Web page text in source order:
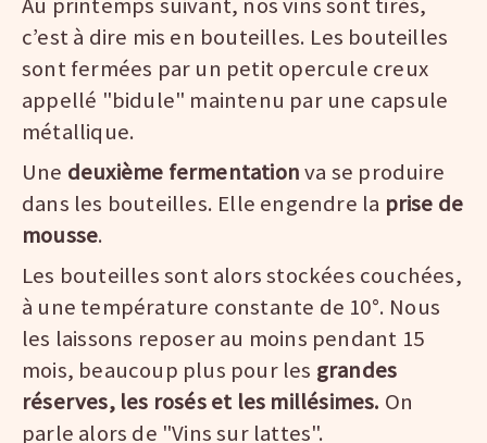
c’est à dire mis en bouteilles. Les bouteilles
sont fermées par un petit opercule creux
appellé "bidule" maintenu par une capsule
métallique.
Une deuxième fermentationva se produire
dans les bouteilles. Elle engendre la prise de
mousse.
Les bouteilles sont alors stockées couchées,
à une température constante de 10°. Nous
les laissons reposer au moins pendant 15
mois, beaucoup plus pour les grandes
réserves, les rosés et les millésimes. On
parle alors de "Vins sur lattes".